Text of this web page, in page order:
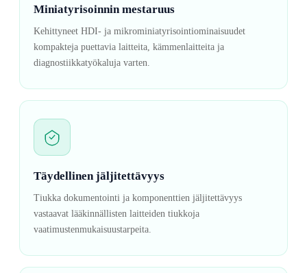
Miniatyrisoinnin mestaruus
Kehittyneet HDI- ja mikrominiatyrisointiominaisuudet
kompakteja puettavia laitteita, kämmenlaitteita ja
diagnostiikkatyökaluja varten.
Täydellinen jäljitettävyys
Tiukka dokumentointi ja komponenttien jäljitettävyys
vastaavat lääkinnällisten laitteiden tiukkoja
vaatimustenmukaisuustarpeita.